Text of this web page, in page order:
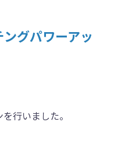
グパワーアッ
行いました。